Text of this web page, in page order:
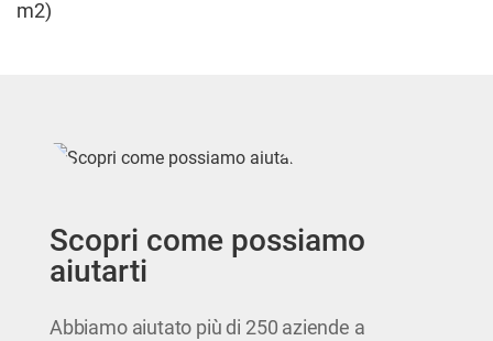
m2)
Scopri come possiamo
aiutarti
Abbiamo aiutato più di 250 aziende a